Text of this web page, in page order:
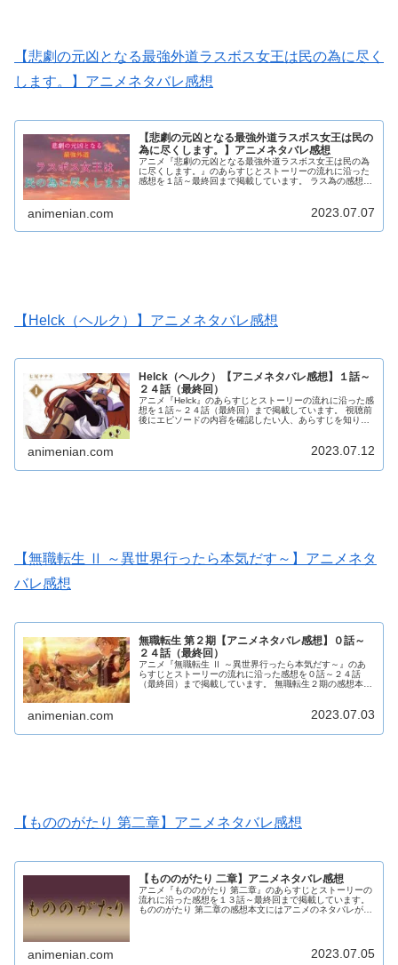
【悲劇の元凶となる最強外道ラスボス女王は民の為に尽く
します。】アニメネタバレ感想
【悲劇の元凶となる最強外道ラスボス女王は民の
為に尽くします。】アニメネタバレ感想
アニメ『悲劇の元凶となる最強外道ラスボス女王は民の為
に尽くします。』のあらすじとストーリーの流れに沿った
感想を１話～最終回まで掲載しています。 ラス為の感想本
animenian.com 2023.07.07
【Helck（ヘルク）】アニメネタバレ感想
Helck（ヘルク）【アニメネタバレ感想】１話～
２４話（最終回）
アニメ『Helck』のあらすじとストーリーの流れに沿った感
想を１話～２４話（最終回）まで掲載しています。 視聴前
後にエピソードの内容を確認したい人、あらすじを知りた
はアニメのネタバレが含まれる場合がありますので、ご了
animenian.com 2023.07.12
【無職転生 Ⅱ ～異世界行ったら本気だす～】アニメネタ
バレ感想
無職転生 第２期【アニメネタバレ感想】０話～
２４話（最終回）
アニメ『無職転生 Ⅱ ～異世界行ったら本気だす～』のあ
らすじとストーリーの流れに沿った感想を０話～２４話
（最終回）まで掲載しています。 無職転生２期の感想本文
animenian.com 2023.07.03
【もののがたり 第二章】アニメネタバレ感想
【もののがたり 二章】アニメネタバレ感想
アニメ『もののがたり 第二章』のあらすじとストーリーの
流れに沿った感想を１３話～最終回まで掲載しています。
もののがたり 第二章の感想本文にはアニメのネタバレが含
animenian.com 2023.07.05